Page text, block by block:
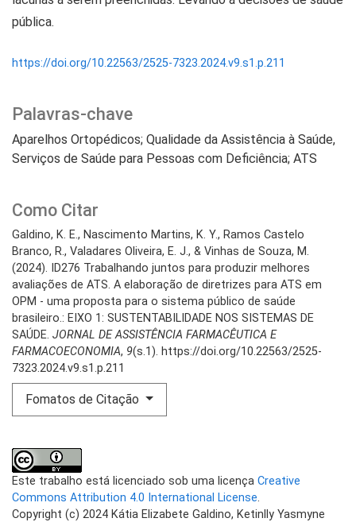
Palavras-chave
Aparelhos Ortopédicos; Qualidade da Assistência à Saúde,
Serviços de Saúde para Pessoas com Deficiência; ATS
Como Citar
Galdino, K. E., Nascimento Martins, K. Y., Ramos Castelo
Branco, R., Valadares Oliveira, E. J., & Vinhas de Souza, M.
(2024). ID276 Trabalhando juntos para produzir melhores
avaliações de ATS. A elaboração de diretrizes para ATS em
OPM - uma proposta para o sistema público de saúde
brasileiro.: EIXO 1: SUSTENTABILIDADE NOS SISTEMAS DE
SAÚDE. JORNAL DE ASSISTÊNCIA FARMACÊUTICA E
FARMACOECONOMIA, 9(s.1). https://doi.org/10.22563/2525-
7323.2024.v9.s1.p.211
Fomatos de Citação
pública.
https://doi.org/10.22563/2525-7323.2024.v9.s1.p.211
Este trabalho está licenciado sob uma licença Creative
Commons Attribution 4.0 International License.
Copyright (c) 2024 Kátia Elizabete Galdino, Ketinlly Yasmyne